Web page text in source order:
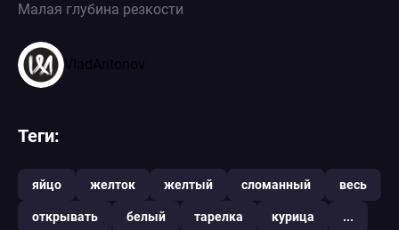
Малая глубина резкости
VladAntonov
Теги:
яйцо желток желтый сломанный весь
открывать белый тарелка курица ...